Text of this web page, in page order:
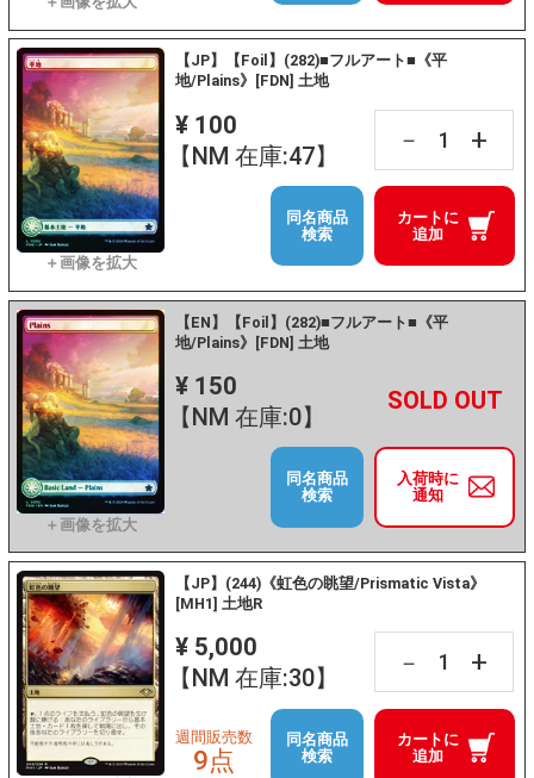
【JP】【Foil】(282)■フルアート■《平
地/Plains》[FDN] 土地
¥ 100
【NM 在庫:47】
－ +
カートに
追加
同名商品
検索
【EN】【Foil】(282)■フルアート■《平
地/Plains》[FDN] 土地
¥ 150
【NM 在庫:0】
－ +
入荷時に
通知
同名商品
検索
【JP】(244)《虹色の眺望/Prismatic Vista》
[MH1] 土地R
¥ 5,000
【NM 在庫:30】
－ +
カートに
追加
週間販売数
9点
同名商品
検索